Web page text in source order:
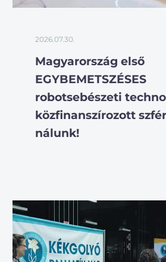
2026.07.30.
Magyarország első
EGYBEMETSZÉSES
robotsebészeti
közfinanszírozott
nálunk!